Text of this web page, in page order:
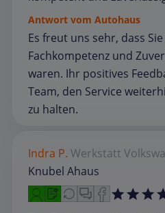
Antwort vom Autohaus
Es freut uns sehr, dass
Fachkompetenz und
waren. Ihr positives
Team, den Service
zu halten.
Indra P. Werkstatt
Knubel Ahaus